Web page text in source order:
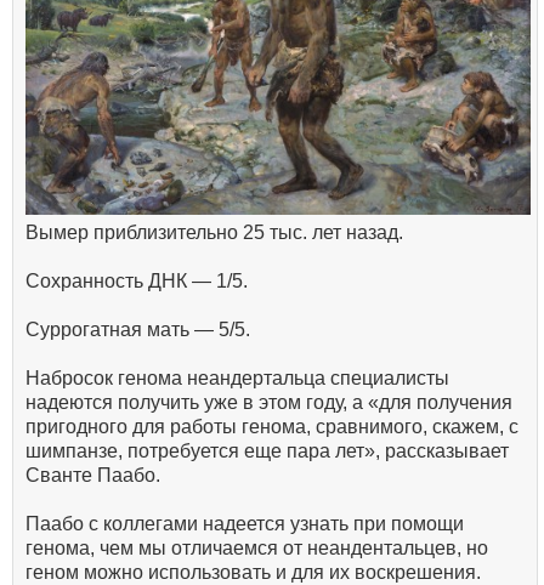
Вымер приблизительно 25 тыс. лет назад.
Сохранность ДНК — 1/5.
Суррогатная мать — 5/5.
Набросок генома неандертальца специалисты
надеются получить уже в этом году, а «для получения
пригодного для работы генома, сравнимого, скажем, с
шимпанзе, потребуется еще пара лет», рассказывает
Сванте Паабо.
Паабо с коллегами надеется узнать при помощи
генома, чем мы отличаемся от неандентальцев, но
геном можно использовать и для их воскрешения.